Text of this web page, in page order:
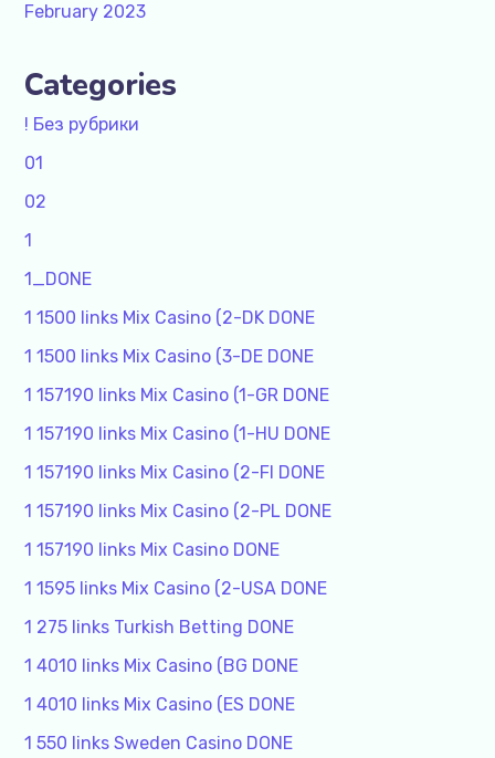
February 2023
Categories
! Без рубрики
01
02
1
1_DONE
1 1500 links Mix Casino (2-DK DONE
1 1500 links Mix Casino (3-DE DONE
1 157190 links Mix Casino (1-GR DONE
1 157190 links Mix Casino (1-HU DONE
1 157190 links Mix Casino (2-FI DONE
1 157190 links Mix Casino (2-PL DONE
1 157190 links Mix Casino DONE
1 1595 links Mix Casino (2-USA DONE
1 275 links Turkish Betting DONE
1 4010 links Mix Casino (BG DONE
1 4010 links Mix Casino (ES DONE
1 550 links Sweden Casino DONE